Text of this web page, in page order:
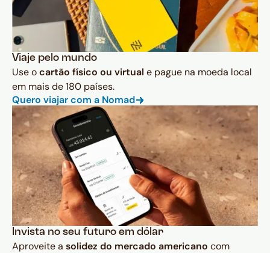
Viaje pelo mundo
Use ocartão físico ou virtual e pague na moeda local
em mais de 180 países.
Quero viajar com a Nomad
Invista no seu futuro em dólar
Aproveite a solidez do mercado americano com